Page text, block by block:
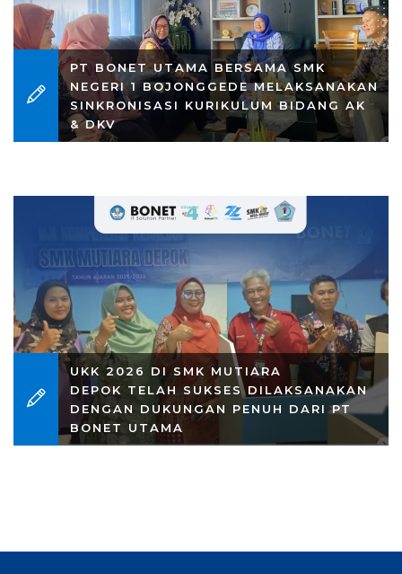
PT BONET UTAMA BERSAMA SMK
NEGERI 1 BOJONGGEDE MELAKSANAKAN
SINKRONISASI KURIKULUM BIDANG AK
& DKV
UKK 2026 DI SMK MUTIARA
DEPOK TELAH SUKSES DILAKSANAKAN
DENGAN DUKUNGAN PENUH DARI PT
BONET UTAMA